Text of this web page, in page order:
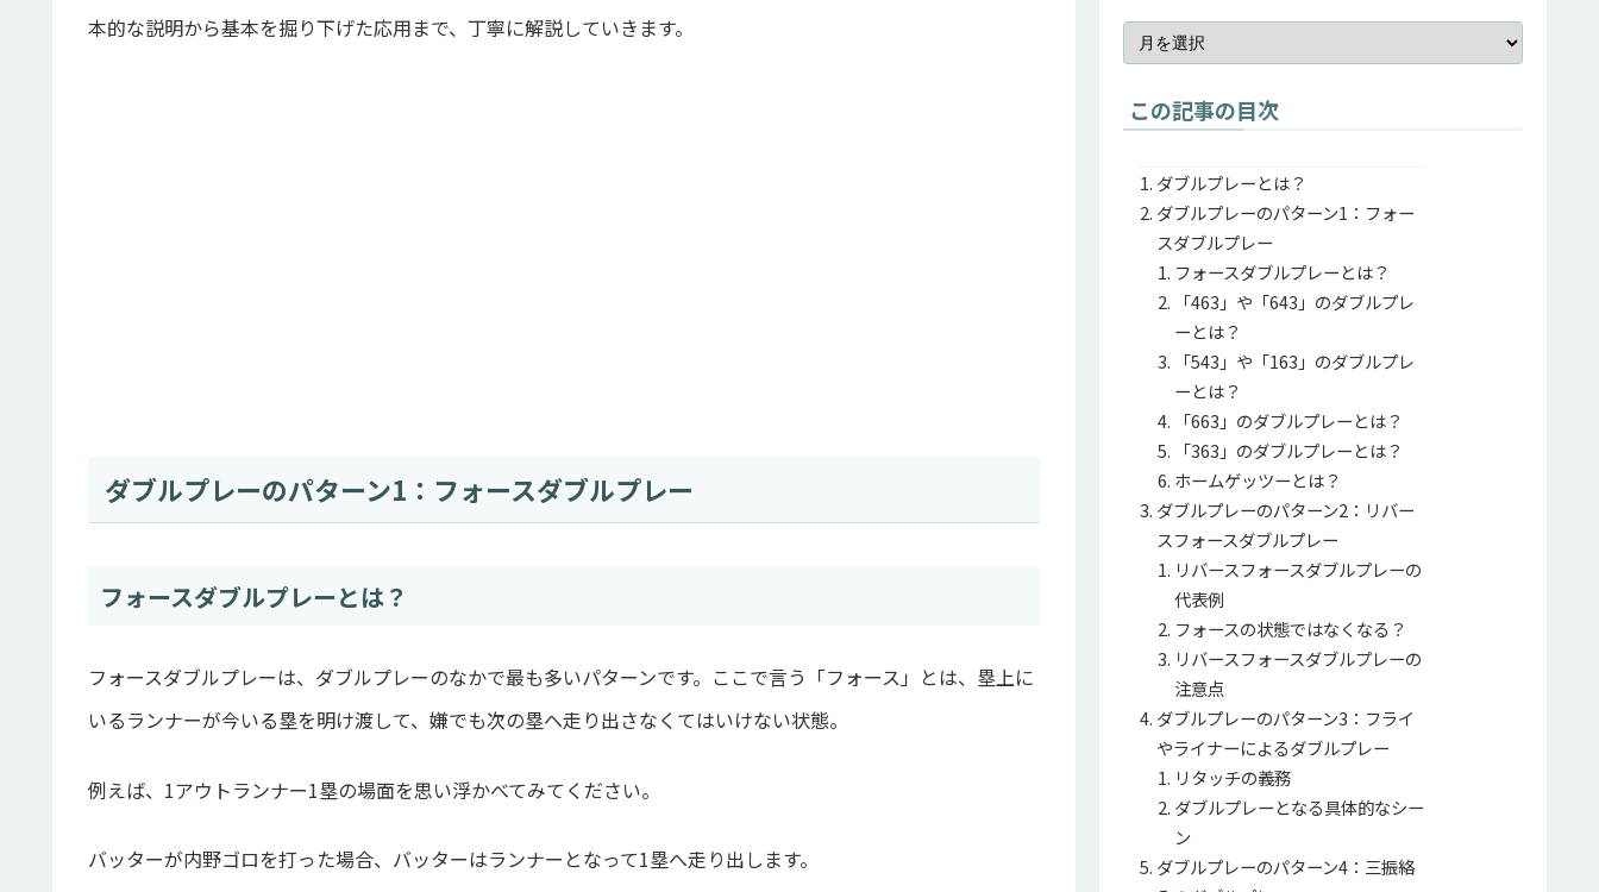
本的な説明から基本を掘り下げた応用まで、丁寧に解説していきます。
ダブルプレーのパターン1：フォースダブルプレー
フォースダブルプレーとは？
フォースダブルプレーは、ダブルプレーのなかで最も多いパターンです。ここで言う「フォース」とは、塁上に
いるランナーが今いる塁を明け渡して、嫌でも次の塁へ走り出さなくてはいけない状態。
例えば、1アウトランナー1塁の場面を思い浮かべてみてください。
バッターが内野ゴロを打った場合、バッターはランナーとなって1塁へ走り出します。
この記事の目次
ダブルプレーとは？
ダブルプレーのパターン1：フォー
スダブルプレー
フォースダブルプレーとは？
「463」や「643」のダブルプレ
ーとは？
「543」や「163」のダブルプレ
ーとは？
「663」のダブルプレーとは？
「363」のダブルプレーとは？
ホームゲッツーとは？
ダブルプレーのパターン2：リバー
スフォースダブルプレー
リバースフォースダブルプレーの
代表例
フォースの状態ではなくなる？
リバースフォースダブルプレーの
注意点
ダブルプレーのパターン3：フライ
やライナーによるダブルプレー
リタッチの義務
ダブルプレーとなる具体的なシー
ン
ダブルプレーのパターン4：三振絡